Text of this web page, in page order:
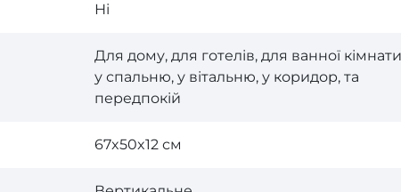
Ні
Для дому, для готелів, для ванної
у спальню, у вітальню, у коридор, та
передпокій
67x50x12 см